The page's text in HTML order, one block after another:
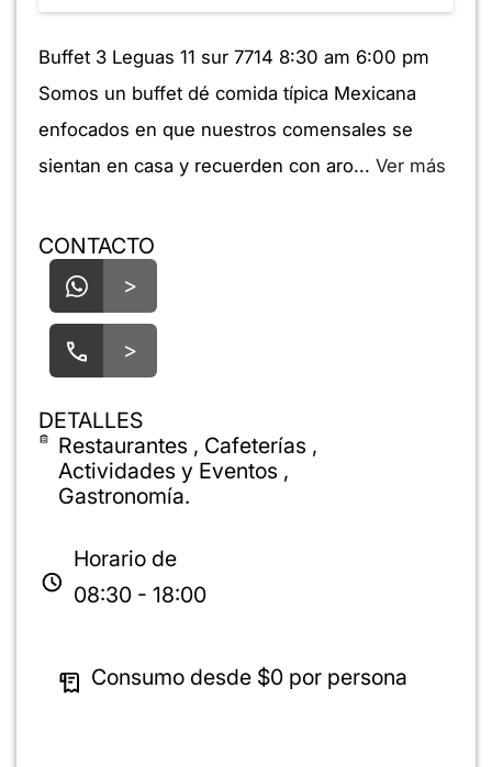
Buffet 3 Leguas 11 sur 7714 8:30 am 6:00 pm
Somos un buffet dé comida típica Mexicana
enfocados en que nuestros comensales se
sientan en casa y recuerden con aro... Ver más
CONTACTO
>
>
DETALLES
Restaurantes , Cafeterías ,
Actividades y Eventos ,
Gastronomía.
Horario de
08:30 - 18:00
Consumo desde $0 por persona